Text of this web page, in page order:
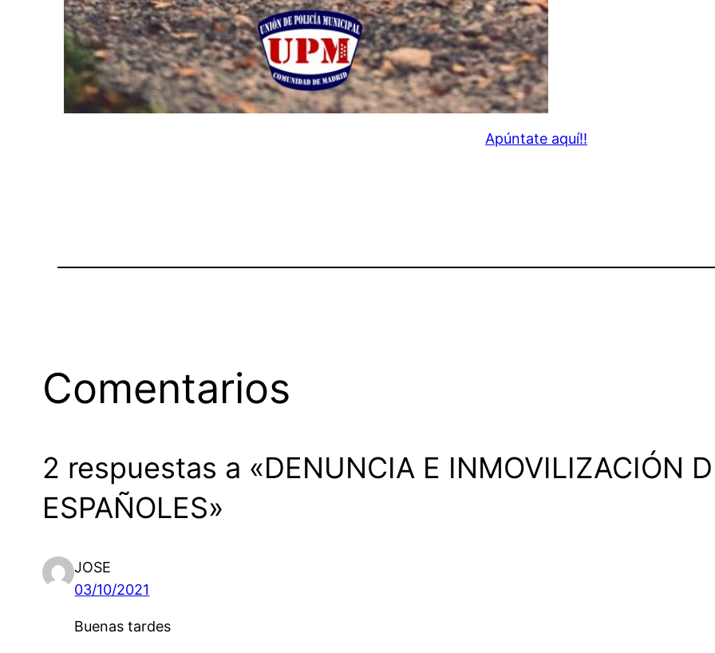
Apúntate aquí!!
Comentarios
2 respuestas a «DENUNCIA E INMOVILIZACIÓN
ESPAÑOLES»
JOSE
03/10/2021
Buenas tardes